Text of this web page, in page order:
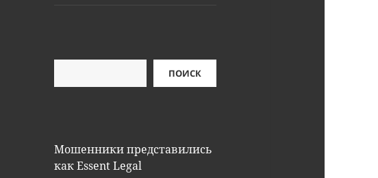
ПОИСК
Мошенники представились
как Essent Legal